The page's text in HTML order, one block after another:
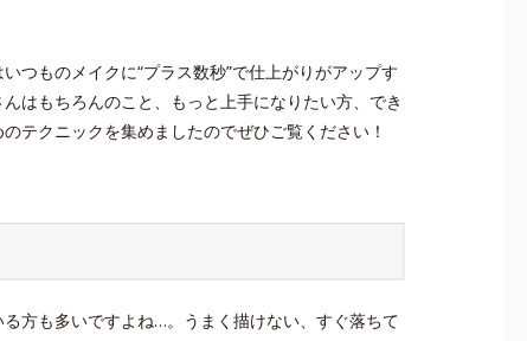
つものメイクに“プラス数秒”で仕上がりがアップす
はもちろんのこと、もっと上手になりたい方、でき
テクニックを集めましたのでぜひご覧ください！
方も多いですよね…。うまく描けない、すぐ落ちて